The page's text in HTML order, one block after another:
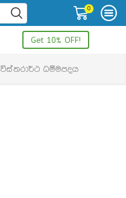
0
Get 10% OFF!
විස්තරාර්ථ ධම්මපදය